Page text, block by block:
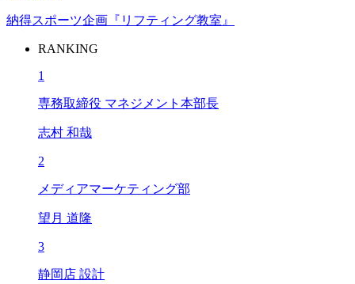
納得スポーツ企画『リフティング教室』
RANKING
1
専務取締役 マネジメント本部長
志村 和哉
2
メディアマーケティング部
望月 道隆
3
静岡店 設計